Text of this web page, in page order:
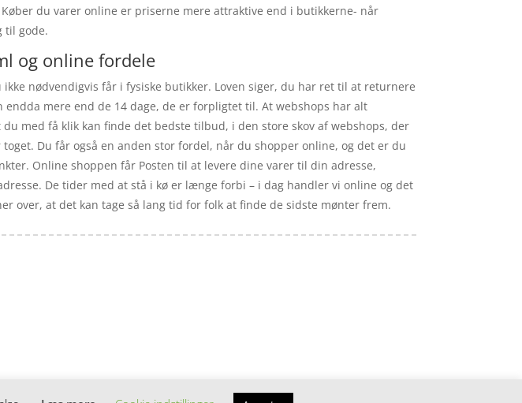
du varer online er priserne mere attraktive end i butikkerne- når
til gode.
og online fordele
nødvendigvis får i fysiske butikker. Loven siger, du har ret til at returnere
mere end de 14 dage, de er forpligtet til. At webshops har alt
med få klik kan finde det bedste tilbud, i den store skov af webshops, der
Du får også en anden stor fordel, når du shopper online, og det er du
Online shoppen får Posten til at levere dine varer til din adresse,
De tider med at stå i kø er længe forbi – i dag handler vi online og det
over, at det kan tage så lang tid for folk at finde de sidste mønter frem.